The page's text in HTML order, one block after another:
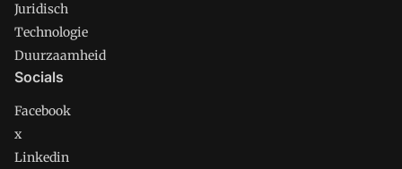
Juridisch
Technologie
Duurzaamheid
Socials
Facebook
x
Linkedin